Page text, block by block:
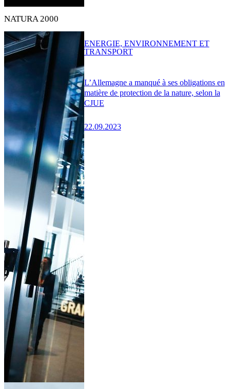
NATURA 2000
L’Allemagne a manqué à ses obligations en
matière de protection de la nature, selon la
CJUE
22.09.2023
ENERGIE, ENVIRONNEMENT ET
TRANSPORT